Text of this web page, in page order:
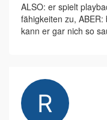
ALSO: er spielt
fähigkeiten zu,
kann er gar nich so